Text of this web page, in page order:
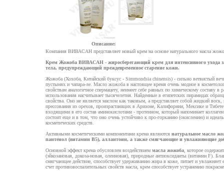
Описание:
Компания ВИВАСАН представляет новый крем на основе натурального масла
Крем Жожоба ВИВАСАН - жиросберегающий крем для интенсивного ухода
тела, предупреждающий преждевременное старение кожи.
Жожоба (Хохоба, Китайский буксус - Simmondsia chinensis) - сильно ветвистый
пустынях и чапара-ле. Масло жожоба в настоящее время очень модное в
свойствам аналогичное спермацету, неимеет себе равных по химическому составу в
использования насчитывает тысячелетия. Найденные в египетских пирамидах
свойства. Оно не является маслом как таковым, а представляет собой жидкий
прессования из орехов, произрастающих в Аризоне, Калифорнии, Мексике и
входящими в его состав аминокислотами - протеином, который напоминает
состоит еще и в том, что оно очень устойчиво к про-горканию (окислению) и
косметических средств.
Активными косметическими компонентами крема являются натуральное масло
пантенол (витамин В5), аллантоин, а также смягчающие и увлажняющие
Основной эффект крема обусловлен воздействием масла жожоба , которое
(эйкозановая, докоза-новая, олеиновая), природные антиоксиданты (витамин F).
смягчающее действие, способствует удерживанию жира в коже, питает и увлажняет
счет противовоспалительных свойств масла, крем способствует устранению